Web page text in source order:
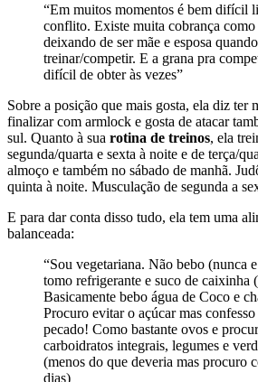
“Em muitos momentos é bem difícil
conflito. Existe muita cobrança como
deixando de ser mãe e esposa
treinar/competir. E a grana pra
difícil de obter às vezes”
Sobre a posição que mais gosta, ela diz ter
finalizar com armlock e gosta de atacar
sul. Quanto à sua rotina de treinos, ela
segunda/quarta e sexta à noite e de terça/
almoço e também no sábado de manhã.
quinta à noite. Musculação de segunda a
E para dar conta disso tudo, ela tem uma
balanceada:
“Sou vegetariana. Não bebo (nunca
tomo refrigerante e suco de caixinha
Basicamente bebo água de Coco e
Procuro evitar o açúcar mas
pecado! Como bastante ovos e
carboidratos integrais, legumes e
(menos do que deveria mas procuro
dias)